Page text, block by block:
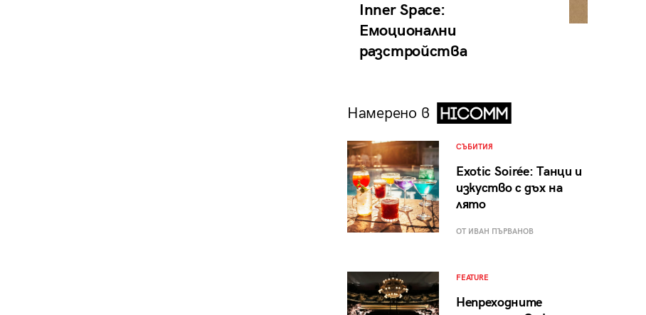
Inner Space:
Емоционални
разстройства
Намерено в
СЪБИТИЯ
Exotic Soirée: Танци и
изкуство с дъх на
лято
ОТ ИВАН ПЪРВАНОВ
FEATURE
Непреходните